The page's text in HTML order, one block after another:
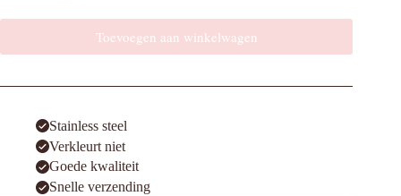
Toevoegen aan winkelwagen
Stainless steel
Verkleurt niet
Goede kwaliteit
Snelle verzending